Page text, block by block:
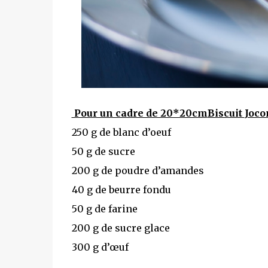
Pour un cadre de 20*20cmBiscuit
250 g de blanc d’oeuf
50 g de sucre
200 g de poudre d’amandes
40 g de beurre fondu
50 g de farine
200 g de sucre glace
300 g d’œuf